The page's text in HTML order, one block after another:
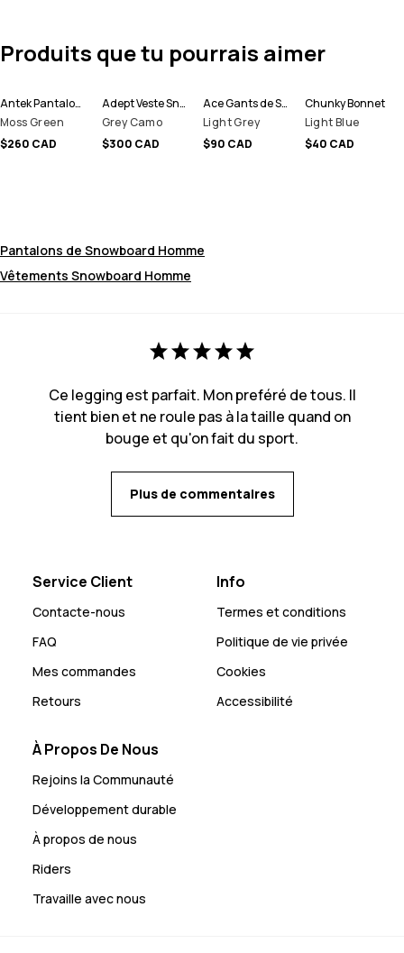
Produits que tu pourrais aimer
Antek Pantalon de Snowboard Homme
Moss Green
$260 CAD
Adept Veste Snowboard Homme
Grey Camo
$300 CAD
Ace Gants de Ski
Light Grey
$90 CAD
Chunky Bonnet
Light Blue
$40 CAD
Pantalons de Snowboard Homme
Vêtements Snowboard Homme
Ce legging est parfait. Mon preféré de tous. Il
tient bien et ne roule pas à la taille quand on
bouge et qu'on fait du sport.
Plus de commentaires
Service Client
Contacte-nous
FAQ
Mes commandes
Retours
Info
Termes et conditions
Politique de vie privée
Cookies
Accessibilité
À Propos De Nous
Rejoins la Communauté
Développement durable
À propos de nous
Riders
Travaille avec nous